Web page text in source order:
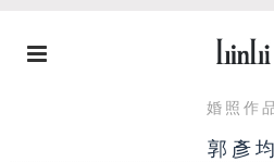
婚照作
郭彥均